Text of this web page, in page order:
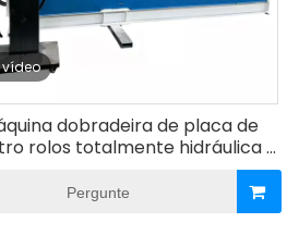
vídeo
dobradeira de placa de
rolos totalmente hidráulica |
laminadora de placa de
metal com 4 rolos
Pergunte